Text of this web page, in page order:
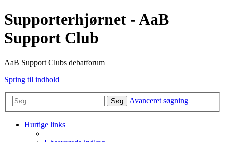
Supporterhjørnet - AaB
Support Club
AaB Support Clubs debatforum
Spring til indhold
Søg Avanceret søgning
Hurtige links